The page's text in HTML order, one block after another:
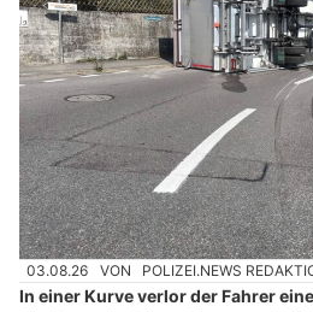
03.08.26 VON POLIZEI.NEWS
In einer Kurve verlor der Fahrer